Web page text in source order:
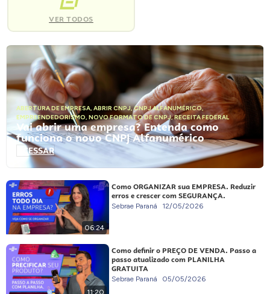
VER TODOS
ABERTURA DE EMPRESA, ABRIR CNPJ,CNPJ ALFANUMÉRICO,
EMPREENDEDORISMO, NOVO FORMATO DE CNPJ,RECEITA FEDERAL
Vai abrir uma empresa? Entenda como
funciona o novo CNPJ Alfanumérico
ACESSAR
06:24
Como ORGANIZAR sua EMPRESA. Reduzir
erros e crescer com SEGURANÇA.
Sebrae Paraná 12/05/2026
11:20
Como definir o PREÇO DE VENDA. Passo a
passo atualizado com PLANILHA
GRATUITA
Sebrae Paraná 05/05/2026